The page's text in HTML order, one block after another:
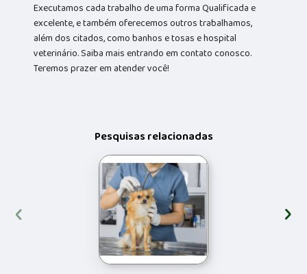
Executamos cada trabalho de uma forma Qualificada e
excelente, e também oferecemos outros trabalhamos,
além dos citados, como banhos e tosas e hospital
veterinário. Saiba mais entrando em contato conosco.
Teremos prazer em atender você!
Pesquisas relacionadas
‹ ›